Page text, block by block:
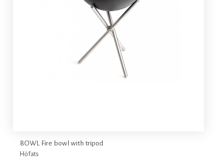
BOWL Fire bowl with tripod
Höfats